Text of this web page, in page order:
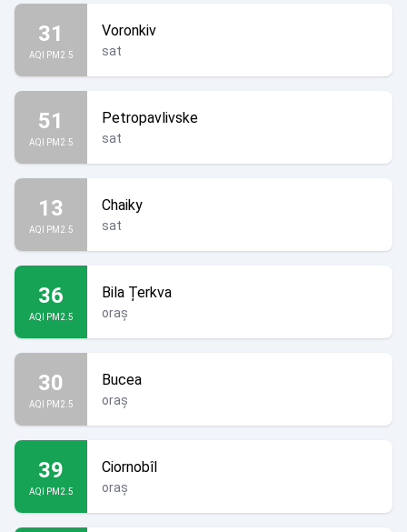
31
AQI PM2.5
Voronkiv
sat
51
AQI PM2.5
Petropavlivske
sat
13
AQI PM2.5
Chaiky
sat
36
AQI PM2.5
Bila Țerkva
oraș
30
AQI PM2.5
Bucea
oraș
39
AQI PM2.5
Ciornobîl
oraș